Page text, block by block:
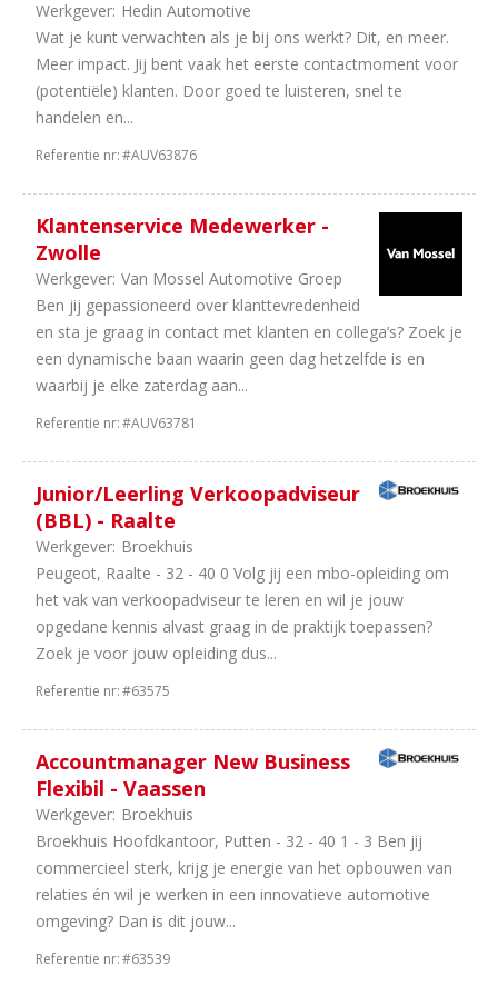
Werkgever: Hedin Automotive
Wat je kunt verwachten als je bij ons werkt? Dit, en meer.
Meer impact. Jij bent vaak het eerste contactmoment voor
(potentiële) klanten. Door goed te luisteren, snel te
handelen en...
Referentie nr:#AUV63876
Klantenservice Medewerker -
Zwolle
Werkgever: Van Mossel Automotive Groep
Ben jij gepassioneerd over klanttevredenheid
en sta je graag in contact met klanten en collega’s? Zoek je
een dynamische baan waarin geen dag hetzelfde is en
waarbij je elke zaterdag aan...
Referentie nr:#AUV63781
Junior/Leerling Verkoopadviseur
(BBL) - Raalte
Werkgever: Broekhuis
Peugeot, Raalte - 32 - 40 0 Volg jij een mbo-opleiding om
het vak van verkoopadviseur te leren en wil je jouw
opgedane kennis alvast graag in de praktijk toepassen?
Zoek je voor jouw opleiding dus...
Referentie nr:#63575
Accountmanager New Business
Flexibil - Vaassen
Werkgever: Broekhuis
Broekhuis Hoofdkantoor, Putten - 32 - 40 1 - 3 Ben jij
commercieel sterk, krijg je energie van het opbouwen van
relaties én wil je werken in een innovatieve automotive
omgeving? Dan is dit jouw...
Referentie nr:#63539